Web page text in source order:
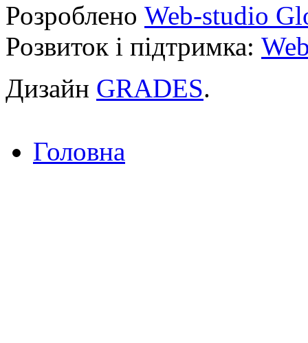
Розроблено Web-studio
Розвиток і підтримка:
Дизайн GRADES.
Головна